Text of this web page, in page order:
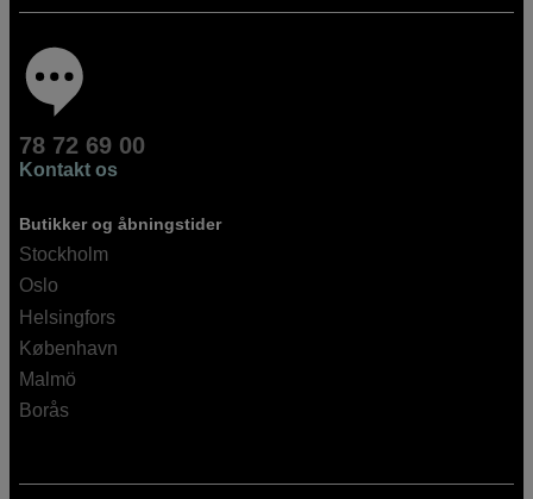
78 72 69 00
Kontakt os
Butikker og åbningstider
Stockholm
Oslo
Helsingfors
København
Malmö
Borås